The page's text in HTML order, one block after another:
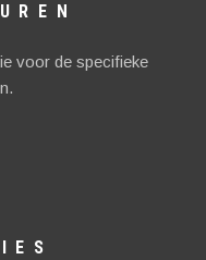
voor de specifieke